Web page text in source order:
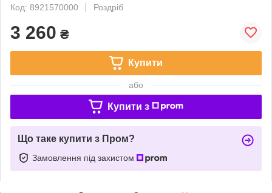
Код: 8921570000
Роздріб
3 260 ₴
Купити
або
Купити з
Що таке купити з Пром?
Замовлення під захистом